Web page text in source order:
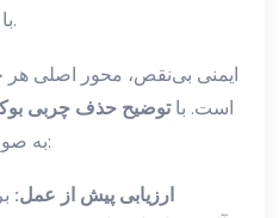
با بیشترین هماهنگی ایجاد شود.
ایمنی بی‌نقص، محور اصلی
است. باتوضیح حذف چربی
به صورت روشمند بررسی می‌شود:
ارزیابی پیش از عمل: